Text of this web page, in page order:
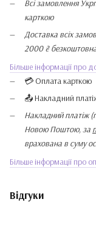
Всі замовлення
карткою
Доставка всіх
2000 ₴
Більше інформації про
💳 Оплата карткою
📤 Накладний
Накладний платіж
Новою Поштою, за
врахована в суму
Більше інформації про
Відгуки